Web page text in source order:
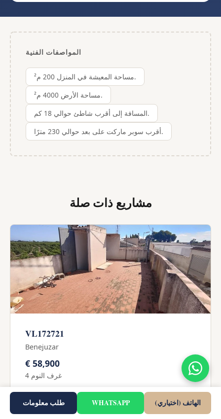
المواصفات الفنية
مساحة المعيشة في المنزل 200 م².
مساحة الأرض 4000 م².
المسافة إلى أقرب شاطئ حوالي 18 كم.
أقرب سوبر ماركت على بعد حوالي 230 مترًا.
مشاريع ذات صلة
VL172721
Benejuzar
€ 58,900
4 غرف النوم
طلب معلومات WHATSAPP الهاتف (اختياري)